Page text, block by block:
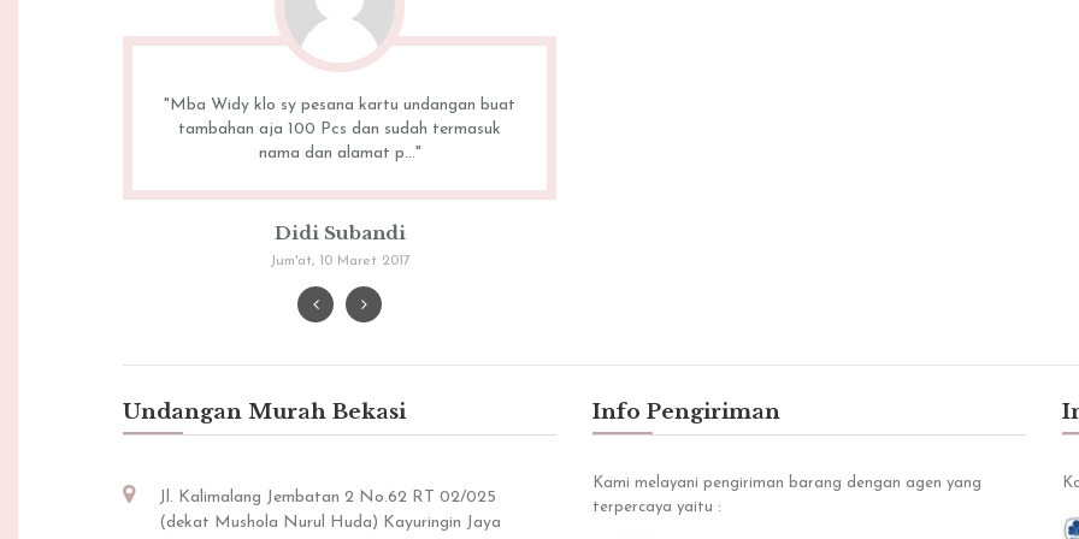
"cepet selesainya. mba widynya ramah. bagus n
byk pilihan undangan....."
Selasa, 05 April 2016
Undangan Murah Bekasi
Jl. Kalimalang Jembatan 2 No.62 RT 02/025
(dekat Mushola Nurul Huda) Kayuringin Jaya
Info Pengiriman
Kami melayani pengiriman barang dengan agen yang
terpercaya yaitu :